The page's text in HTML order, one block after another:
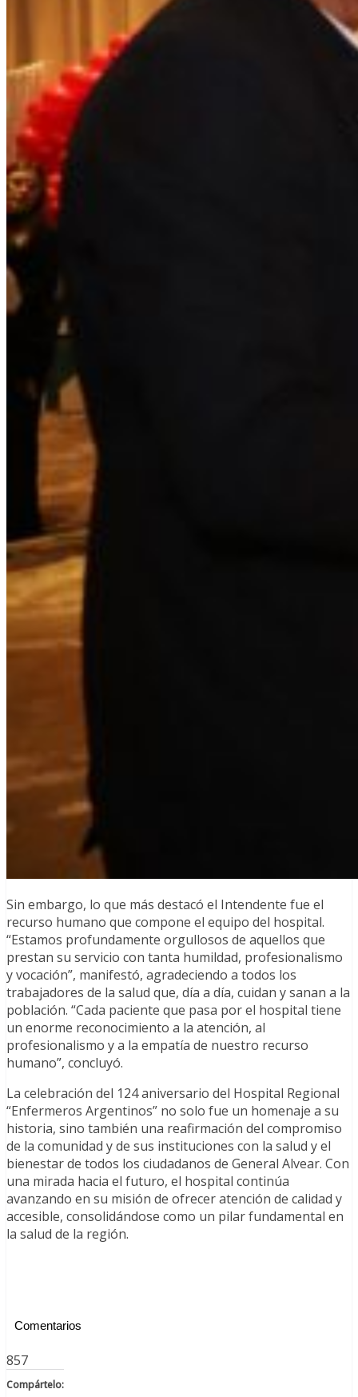
Sin embargo, lo que más destacó el Intendente fue el
recurso humano que compone el equipo del hospital.
“Estamos profundamente orgullosos de aquellos que
prestan su servicio con tanta humildad, profesionalismo
y vocación”, manifestó, agradeciendo a todos los
trabajadores de la salud que, día a día, cuidan y sanan a la
población. “Cada paciente que pasa por el hospital tiene
un enorme reconocimiento a la atención, al
profesionalismo y a la empatía de nuestro recurso
humano”, concluyó.
La celebración del 124 aniversario del Hospital Regional
“Enfermeros Argentinos” no solo fue un homenaje a su
historia, sino también una reafirmación del compromiso
de la comunidad y de sus instituciones con la salud y el
bienestar de todos los ciudadanos de General Alvear. Con
una mirada hacia el futuro, el hospital continúa
avanzando en su misión de ofrecer atención de calidad y
accesible, consolidándose como un pilar fundamental en
la salud de la región.
Comentarios
857
Compártelo: